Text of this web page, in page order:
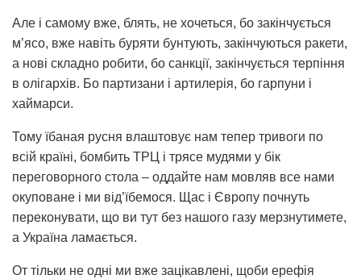
Але і самому вже, блять, не хочеться, бо закінчується
м’ясо, вже навіть буряти бунтують, закінчуються ракети,
а нові складно робити, бо санкції, закінчується терпіння
в олігархів. Бо партизани і артилерія, бо гарпуни і
хаймарси.
Тому їбаная русня влаштовує нам тепер тривоги по
всій країні, бомбить ТРЦ і трясе мудями у бік
переговорного стола – оддайте нам мовляв все нами
окуповане і ми від’їбемося. Щас і Європу почнуть
переконувати, що ви тут без нашого газу мерзнутимете,
а Україна ламається.
От тільки не одні ми вже зацікавлені, щоби ерефія